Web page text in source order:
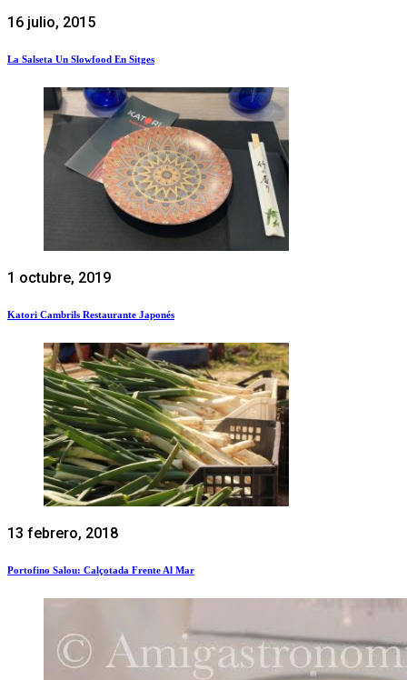
16 julio, 2015
La Salseta Un Slowfood En Sitges
1 octubre, 2019
Katori Cambrils Restaurante Japonés
13 febrero, 2018
Portofino Salou: Calçotada Frente Al Mar